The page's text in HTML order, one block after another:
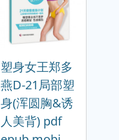
塑身女王郑多
燕D-21局部塑
身(浑圆胸&诱
人美背) pdf